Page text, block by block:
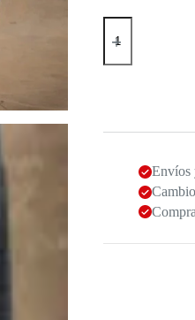
Jean
Geranio
Envíos